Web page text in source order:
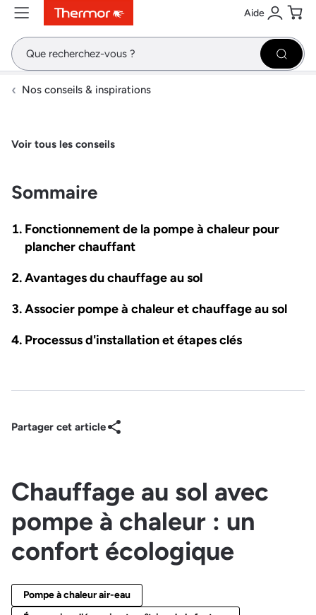
ContenuMenuRecherche Aide
Se
Nos conseils & inspirations
Voir tous les conseils
Sommaire
Fonctionnement de la pompe à chaleur pour
plancher chauffant
Avantages du chauffage au sol
Associer pompe à chaleur et chauffage au sol
Processus d'installation et étapes clés
Partager cet article
Chauffage au sol avec
pompe à chaleur : un
confort écologique
Pompe à chaleur air-eau